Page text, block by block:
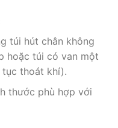
túi hút chân không
hoặc túi có van một
tục thoát khí).
thước phù hợp với